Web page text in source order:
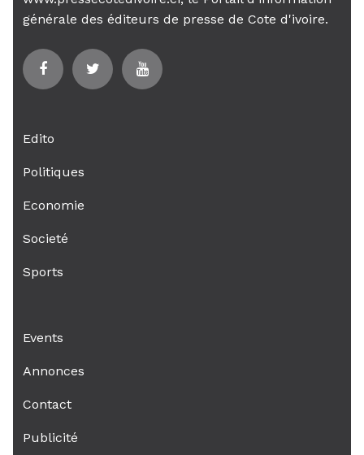
générale des éditeurs de presse de Cote d'ivoire.
Edito
Politiques
Economie
Societé
Sports
Events
Annonces
Contact
Publicité